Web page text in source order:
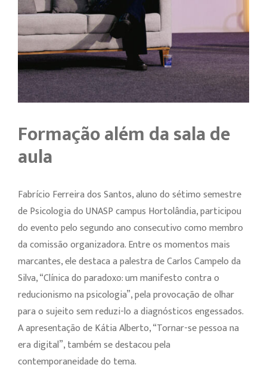
Formação além da sala de
aula
Fabrício Ferreira dos Santos, aluno do sétimo semestre
de Psicologia do UNASP campus Hortolândia, participou
do evento pelo segundo ano consecutivo como membro
da comissão organizadora. Entre os momentos mais
marcantes, ele destaca a palestra de Carlos Campelo da
Silva, “Clínica do paradoxo: um manifesto contra o
reducionismo na psicologia”, pela provocação de olhar
para o sujeito sem reduzi-lo a diagnósticos engessados.
A apresentação de Kátia Alberto, “Tornar-se pessoa na
era digital”, também se destacou pela
contemporaneidade do tema.